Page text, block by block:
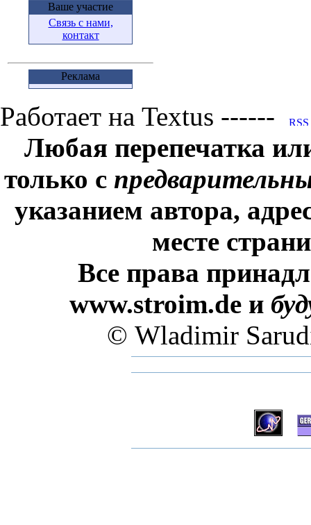
Ваше участие
Связь с нами,
контакт
Реклама
Работает на Textus ------
Любая перепечатка
только с
указанием автора,
месте
Все права
www.stroim.de и
© Wladimir